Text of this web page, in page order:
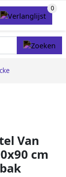
Van
cm